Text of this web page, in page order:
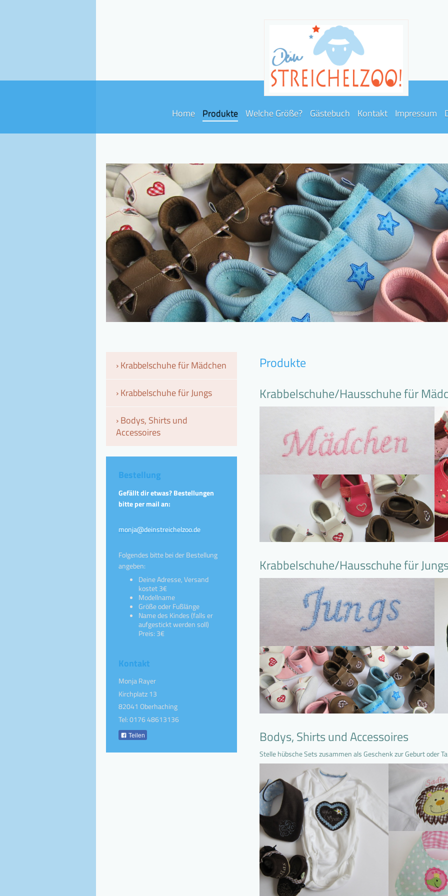
Home Produkte Welche Größe? Gästebuch Kontakt Impressum
Produkte
Krabbelschuhe/Hausschuhe für
Krabbelschuhe/Hausschuhe für
Bodys, Shirts und Accessoires
Stelle hübsche Sets zusammen als Geschenk zur Geburt oder
Krabbelschuhe für Mädchen
Krabbelschuhe für Jungs
Bodys, Shirts und
Accessoires
Bestellung
Gefällt dir etwas? Bestellungen
bitte per mail an:
monja@deinstreichelzoo.de
Folgendes bitte bei der Bestellung
angeben:
Deine Adresse, Versand
kostet 3€
Modellname
Größe oder Fußlänge
Name des Kindes (falls er
aufgestickt werden soll)
Preis: 3€
Kontakt
Monja Rayer
Kirchplatz 13
82041 Oberhaching
Tel: 0176 48613136
Teilen